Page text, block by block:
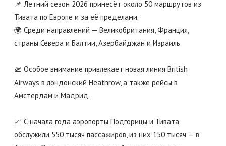
📌 Летний сезон 2026 принесёт около 50 маршрутов из
Тивата по Европе и за её пределами.
🌍 Среди направлений — Великобритания, Франция,
страны Севера и Балтии, Азербайджан и Израиль.
🛫 Особое внимание привлекает новая линия British
Airways в лондонский Heathrow, а также рейсы в
Амстердам и Мадрид.
📈 С начала года аэропорты Подгорицы и Тивата
обслужили 550 тысяч пассажиров, из них 150 тысяч — в